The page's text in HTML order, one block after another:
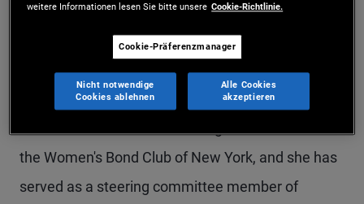
has also worked to develop alternative and co-
investment solutions. Previously at PIMCO, she
worked with U.S. public pensions, focusing on
asset allocation and alternative credit. In 2020,
the Women's Bond Club of New York, and she has
served as a steering committee member of
weitere Informationen lesen Sie bitte unsere Cookie-Richtlinie.
Cookie-Präferenzmanager
Nicht notwendige
Cookies ablehnen
Alle Cookies
akzeptieren